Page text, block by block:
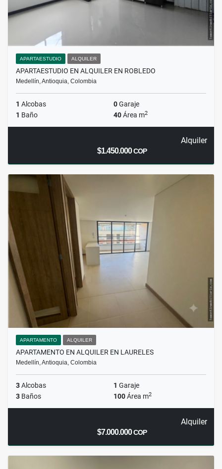
APARTAESTUDIO ALQUILER
APARTAESTUDIO EN ALQUILER EN ROBLEDO
Medellín, Antioquia, Colombia
1 Alcobas 0Garaje
1 Baño 40Área m2
Alquiler
$1.450.000COP
APARTAMENTO ALQUILER
APARTAMENTO EN ALQUILER EN LAURELES
Medellín, Antioquia, Colombia
3Alcobas 1 Garaje
3 Baños 100Área m2
Alquiler
$7.000.000COP